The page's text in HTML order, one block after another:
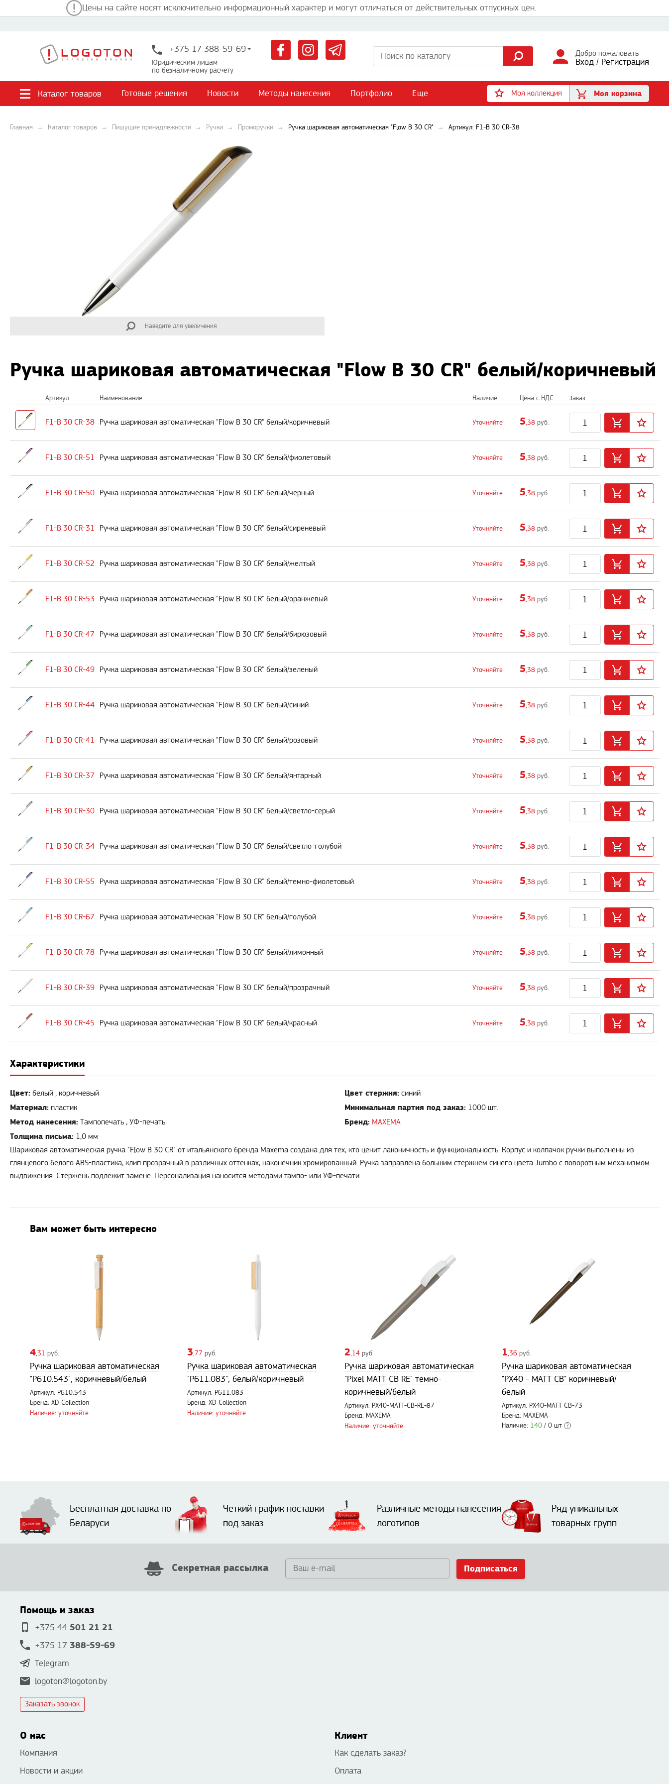
Цены на сайте носят исключительно информационный характер и могут отличаться от действительных отпускных цен.
+375 17 388-59-69
Юридическим лицам
по безналичному расчету
Добро пожаловать
Вход / Регистрация
Каталог товаров Готовые решения Новости Методы нанесения Портфолио Еще Моя коллекция Моя корзина
Главная Каталог товаров Пишущие принадлежности Ручки Проморучки Ручка шариковая автоматическая "Flow B 30 CR" Артикул: F1-B 30 CR-38
Наведите для увеличения
Ручка шариковая автоматическая "Flow B 30 CR" белый/коричневый
Артикул Наименование Наличие Цена с НДС Заказ
F1-B 30 CR-38 Ручка шариковая автоматическая "Flow B 30 CR" белый/коричневый Уточняйте 5,38 руб.
F1-B 30 CR-51 Ручка шариковая автоматическая "Flow B 30 CR" белый/фиолетовый Уточняйте 5,38 руб.
F1-B 30 CR-50 Ручка шариковая автоматическая "Flow B 30 CR" белый/черный Уточняйте 5,38 руб.
F1-B 30 CR-31 Ручка шариковая автоматическая "Flow B 30 CR" белый/сиреневый Уточняйте 5,38 руб.
F1-B 30 CR-52 Ручка шариковая автоматическая "Flow B 30 CR" белый/желтый Уточняйте 5,38 руб.
F1-B 30 CR-53 Ручка шариковая автоматическая "Flow B 30 CR" белый/оранжевый Уточняйте 5,38 руб.
F1-B 30 CR-47 Ручка шариковая автоматическая "Flow B 30 CR" белый/бирюзовый Уточняйте 5,38 руб.
F1-B 30 CR-49 Ручка шариковая автоматическая "Flow B 30 CR" белый/зеленый Уточняйте 5,38 руб.
F1-B 30 CR-44 Ручка шариковая автоматическая "Flow B 30 CR" белый/синий Уточняйте 5,38 руб.
F1-B 30 CR-41 Ручка шариковая автоматическая "Flow B 30 CR" белый/розовый Уточняйте 5,38 руб.
F1-B 30 CR-37 Ручка шариковая автоматическая "Flow B 30 CR" белый/янтарный Уточняйте 5,38 руб.
F1-B 30 CR-30 Ручка шариковая автоматическая "Flow B 30 CR" белый/светло-серый Уточняйте 5,38 руб.
F1-B 30 CR-34 Ручка шариковая автоматическая "Flow B 30 CR" белый/светло-голубой Уточняйте 5,38 руб.
F1-B 30 CR-55 Ручка шариковая автоматическая "Flow B 30 CR" белый/темно-фиолетовый Уточняйте 5,38 руб.
F1-B 30 CR-67 Ручка шариковая автоматическая "Flow B 30 CR" белый/голубой Уточняйте 5,38 руб.
F1-B 30 CR-78 Ручка шариковая автоматическая "Flow B 30 CR" белый/лимонный Уточняйте 5,38 руб.
F1-B 30 CR-39 Ручка шариковая автоматическая "Flow B 30 CR" белый/прозрачный Уточняйте 5,38 руб.
F1-B 30 CR-45 Ручка шариковая автоматическая "Flow B 30 CR" белый/красный Уточняйте 5,38 руб.
Характеристики
Цвет: белый , коричневый
Материал: пластик
Метод нанесения: Тампопечать , УФ-печать
Толщина письма: 1,0 мм
Цвет стержня: синий
Минимальная партия под заказ: 1000 шт.
Бренд: MAXEMA
Шариковая автоматическая ручка "Flow B 30 CR" от итальянского бренда Maxema создана для тех, кто ценит лаконичность и функциональность. Корпус и колпачок ручки выполнены из
глянцевого белого ABS-пластика, клип прозрачный в различных оттенках, наконечник хромированный. Ручка заправлена большим стержнем синего цвета Jumbo с поворотным механизмом
выдвижения. Стержень подлежит замене. Персонализация наносится методами тампо- или УФ-печати.
Вам может быть интересно
4,31 руб.
Ручка шариковая автоматическая
"P610.543", коричневый/белый
Артикул: P610.543
Бренд: XD Collection
Наличие: уточняйте
3,77 руб.
Ручка шариковая автоматическая
"P611.083", белый/коричневый
Артикул: P611.083
Бренд: XD Collection
Наличие: уточняйте
2,14 руб.
Ручка шариковая автоматическая
"Pixel MATT CB RE" темно-
коричневый/белый
Артикул: PX40-MATT-CB-RE-87
Бренд: MAXEMA
Наличие: уточняйте
1,36 руб.
Ручка шариковая автоматическая
"PX40 - MATT CB" коричневый/
белый
Артикул: PX40-MATT CB-73
Бренд: MAXEMA
Наличие: 140 / 0 шт ?
Бесплатная доставка по
Беларуси
Четкий график поставки
под заказ
Различные методы нанесения
логотипов
Ряд уникальных
товарных групп
Секретная рассылка Подписаться
Помощь и заказ
+375 44 501 21 21
+375 17 388-59-69
Telegram
logoton@logoton.by
Заказать звонок
О нас
Компания
Новости и акции
Клиент
Как сделать заказ?
Оплата